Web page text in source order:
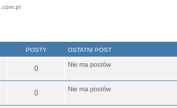
POSTY OSTATNI POST
0 Nie ma postów
0 Nie ma postów